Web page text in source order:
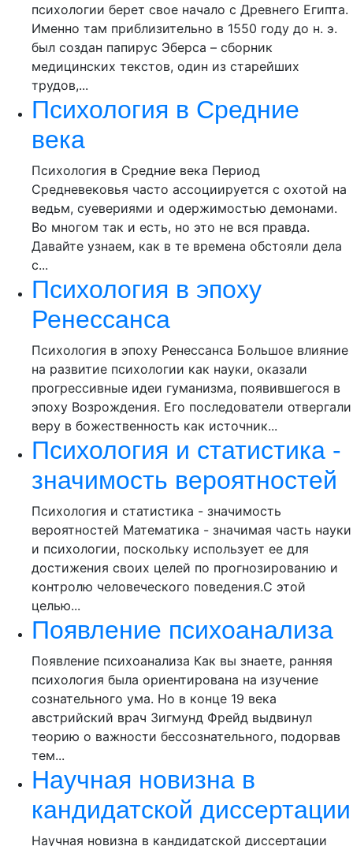
психологии берет свое начало с Древнего Египта.
Именно там приблизительно в 1550 году до н. э.
был создан папирус Эберса – сборник
медицинских текстов, один из старейших
трудов,...
Психология в Средние
века
Психология в Средние века Период
Средневековья часто ассоциируется с охотой на
ведьм, суевериями и одержимостью демонами.
Во многом так и есть, но это не вся правда.
Давайте узнаем, как в те времена обстояли дела
с...
Психология в эпоху
Ренессанса
Психология в эпоху Ренессанса Большое влияние
на развитие психологии как науки, оказали
прогрессивные идеи гуманизма, появившегося в
эпоху Возрождения. Его последователи отвергали
веру в божественность как источник...
Психология и статистика -
значимость вероятностей
Психология и статистика - значимость
вероятностей Математика - значимая часть науки
и психологии, поскольку использует ее для
достижения своих целей по прогнозированию и
контролю человеческого поведения.С этой
целью...
Появление психоанализа
Появление психоанализа Как вы знаете, ранняя
психология была ориентирована на изучение
сознательного ума. Но в конце 19 века
австрийский врач Зигмунд Фрейд выдвинул
теорию о важности бессознательного, подорвав
тем...
Научная новизна в
кандидатской диссертации
Научная новизна в кандидатской диссертации